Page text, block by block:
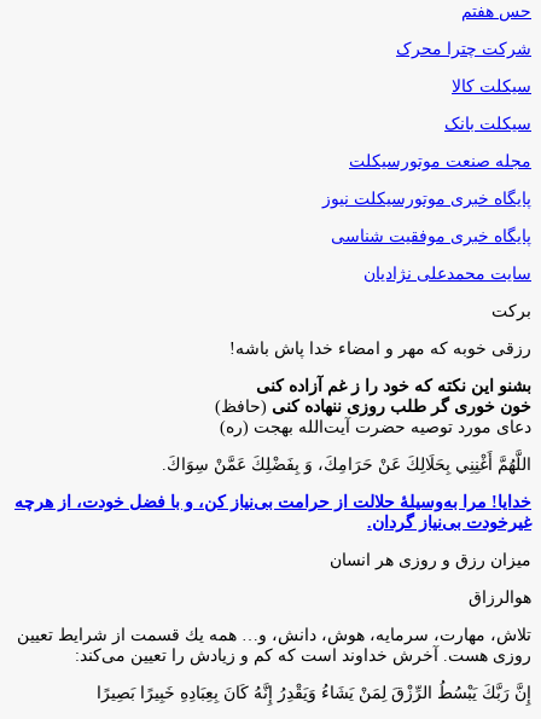
حس هفتم
شرکت چترا محرک
سیکلت کالا
سیکلت بانک
مجله صنعت موتورسیکلت
پایگاه خبری موتورسیکلت نیوز
پایگاه خبری موفقیت شناسی
سایت محمدعلی نژادیان
برکت
رزقی خوبه كه مهر و امضاء خدا پاش باشه!
بشنو این نکته که خود را ز غم آزاده کنی
خون خوری گر طلب روزی ننهاده کنی (حافظ)
دعای مورد توصیه حضرت آیت‌الله بهجت (ره)
اللَّهُمَّ أَغْنِنِي بِحَلَالِكَ عَنْ حَرَامِكَ، وَ بِفَضْلِكَ عَمَّنْ سِوَاكَ‏.
خدایا! مرا به‌وسیلۀ حلالت از حرامت بی‌نیاز کن، و با فضل خودت، از هرچه
غیرخودت بی‌نیاز گردان.
میزان رزق و روزی هر انسان
هوالرزاق
تلاش، مهارت، سرمايه، هوش، دانش، و… همه يك قسمت از شرايط تعيين
روزى هست. آخرش خداوند است كه كم و زيادش را تعيين مى‌كند:
إِنَّ رَبَّكَ يَبْسُطُ الرِّزْقَ لِمَنْ يَشَاءُ وَيَقْدِرُ إِنَّهُ كَانَ بِعِبَادِهِ خَبِيرًا بَصِيرًا